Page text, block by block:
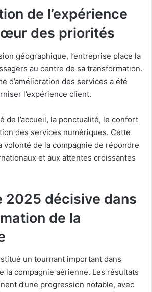
de l’expérience
des priorités
géographique, l’entreprise place la
au centre de sa transformation.
d’amélioration des services a été
l’expérience client.
de l’accueil, la ponctualité, le confort
des services numériques. Cette
volonté de la compagnie de répondre
et aux attentes croissantes
2025 décisive dans
de la
un tournant important dans
la compagnie aérienne. Les résultats
d’une progression notable, avec